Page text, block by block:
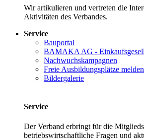
Wir artikulieren und vertreten die
Aktivitäten des Verbandes.
Service
Bauportal
BAMAKA AG -
Nachwuchskampagnen
Freie Ausbildungsplätze melden
Bildergalerie
Service
Der Verband erbringt für die
betriebswirtschaftliche Fragen und